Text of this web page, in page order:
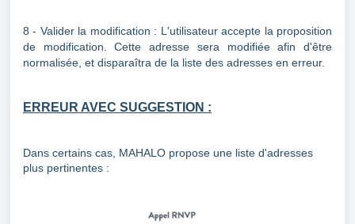
8 - Valider la modification : L'utilisateur accepte la proposition
de modification. Cette adresse sera modifiée afin d'être
normalisée, et disparaîtra de la liste des adresses en erreur.
ERREUR AVEC SUGGESTION :
Dans certains cas, MAHALO propose une liste d'adresses
plus pertinentes :